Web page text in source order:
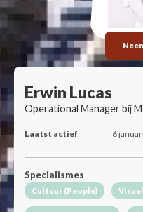
Erwin Lucas
Operational Manager bij
Laatst actief 6
Specialismes
Cultuur (People)